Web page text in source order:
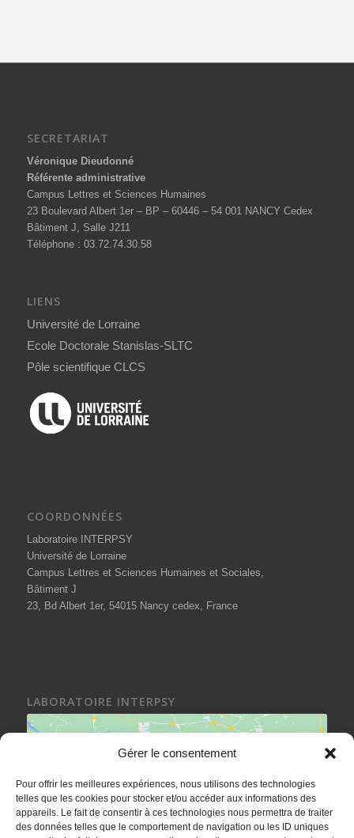
Gérer le consentement
Pour offrir les meilleures expériences, nous utilisons des technologies
telles que les cookies pour stocker et/ou accéder aux informations des
appareils. Le fait de consentir à ces technologies nous permettra de traiter
des données telles que le comportement de navigation ou les ID uniques
SECRETARIAT
Véronique Dieudonné
Référente administrative
Campus Lettres et Sciences Humaines
23 Boulevard Albert 1er – BP – 60446 – 54 001 NANCY Cedex
Bâtiment J, Salle J211
Téléphone : 03.72.74.30.58
LIENS
Université de Lorraine
Ecole Doctorale Stanislas-SLTC
Pôle scientifique CLCS
COORDONNÉES
Laboratoire INTERPSY
Université de Lorraine
Campus Lettres et Sciences Humaines et Sociales,
Bâtiment J
23, Bd Albert 1er, 54015 Nancy cedex, France
LABORATOIRE INTERPSY
Cliquez sur « J’accepte » pour activer
Google maps